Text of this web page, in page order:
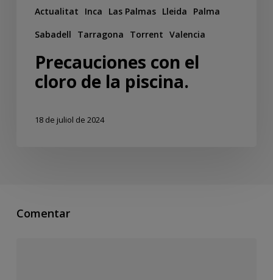
Actualitat Inca Las Palmas Lleida
Palma
Sabadell
Tarragona Torrent Valencia
Precauciones con el
cloro de la piscina.
18 de juliol de 2024
Comentar